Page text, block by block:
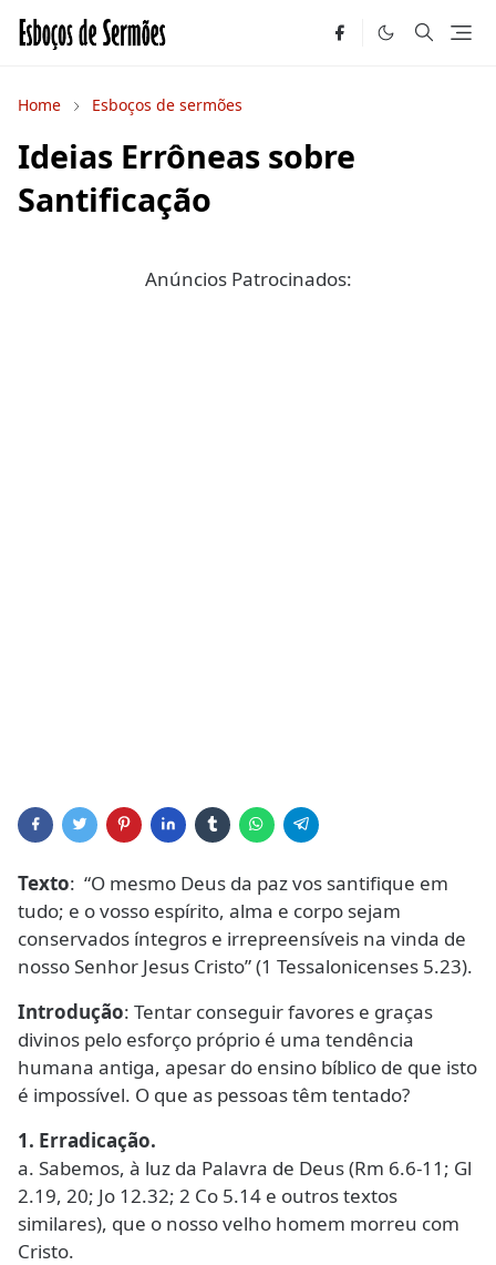
Home Esboços de sermões
Ideias Errôneas sobre
Santificação
Anúncios Patrocinados:
Texto: “O mesmo Deus da paz vos santifique em
tudo; e o vosso espírito, alma e corpo sejam
conservados íntegros e irrepreensíveis na vinda de
nosso Senhor Jesus Cristo” (1 Tessalonicenses 5.23).
Introdução: Tentar conseguir favores e graças
divinos pelo esforço próprio é uma tendência
humana antiga, apesar do ensino bíblico de que isto
é impossível. O que as pessoas têm tentado?
1. Erradicação.
a. Sabemos, à luz da Palavra de Deus (Rm 6.6-11; Gl
2.19, 20; Jo 12.32; 2 Co 5.14 e outros textos
similares), que o nosso velho homem morreu com
Cristo.